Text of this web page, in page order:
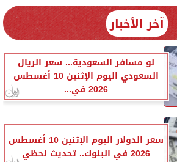
آخر الأخبار
لو مسافر السعودية... سعر الريال
السعودي اليوم الإثنين 10 أغسطس
2026 في...
سعر الدولار اليوم الإثنين 10 أغسطس
2026 في البنوك.. تحديث لحظي